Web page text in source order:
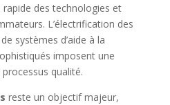
des technologies et
L’électrification des
systèmes d’aide à la
imposent une
qualité.
reste un objectif majeur,